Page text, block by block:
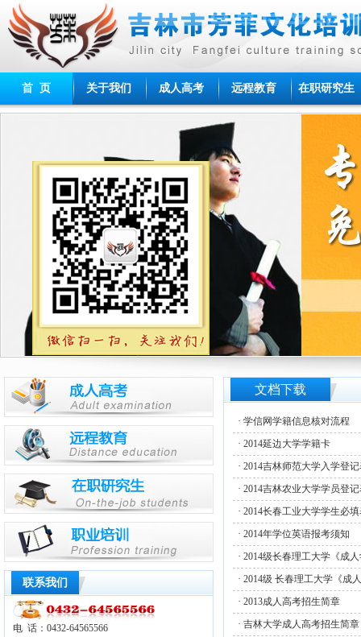
首 页 关于我们 成人高考 远程教育 在职研究生
联系我们
电 话：0432-64565566
文档下载
· 学信网学籍信息核对流程
· 2014延边大学学籍卡
· 2014吉林师范大学入学登
· 2014吉林农业大学学员登
· 2014长春工业大学学生必
· 2014年学位英语报考须知
· 2014级长春理工大学《成
· 2014级 长春理工大学《成
· 2013成人高考招生简章
· 吉林大学成人高考招生简章